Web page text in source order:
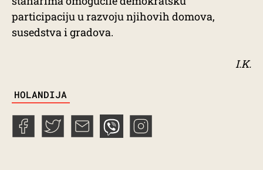
participaciju u razvoju njihovih domova,
susedstva i gradova.
I.K.
HOLANDIJA